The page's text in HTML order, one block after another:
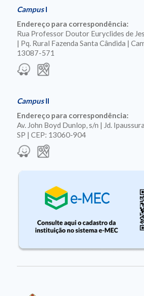
CampusI
Endereço para correspondência:
Rua Professor Doutor Euryclides de
| Pq. Rural Fazenda Santa Cândida |
13087-571
CampusII
Endereço para correspondência:
Av. John Boyd Dunlop, s/n | Jd.
SP | CEP: 13060-904